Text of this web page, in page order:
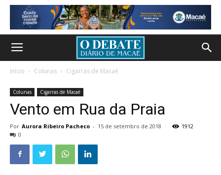
Início Colunas Cigarras de Macaé
Colunas Cigarras de Macaé
Vento em Rua da Praia
Por Aurora Ribeiro Pacheco - 15 de setembro de 2018
1912
0